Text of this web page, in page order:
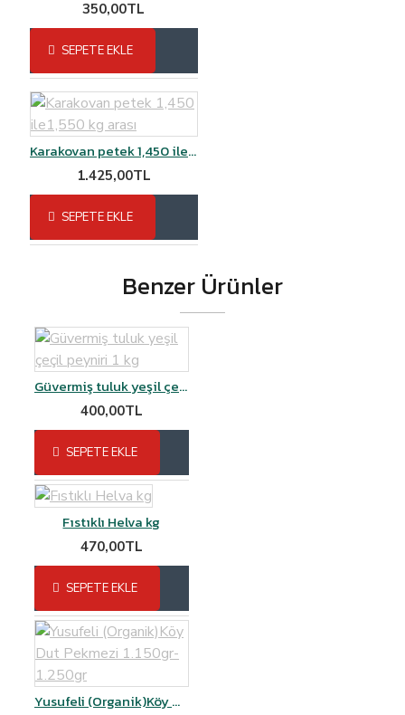
350,00TL
SEPETE EKLE
Karakovan petek 1,450 ile1,550 kg arası
1.425,00TL
SEPETE EKLE
Benzer Ürünler
Güvermiş tuluk yeşil çeçil peyniri 1 kg
400,00TL
SEPETE EKLE
Fıstıklı Helva kg
470,00TL
SEPETE EKLE
Yusufeli (Organik)Köy Dut Pekmezi 1.150gr-1.250gr